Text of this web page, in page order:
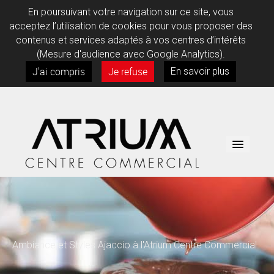
En poursuivant votre navigation sur ce site, vous
acceptez l’utilisation de cookies pour vous proposer des
contenus et services adaptés à vos centres d’intérêts
(Mesure d'audience avec Google Analytics).
J'ai compris Je refuse En savoir plus
SERVICES
INFOS
Ambiance et Styles Ajaccio à l'Atrium Centre Commercial.